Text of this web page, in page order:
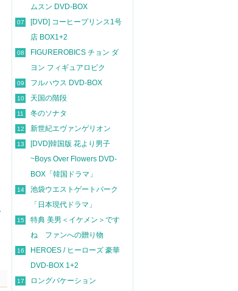
ムスン DVD-BOX
07
[DVD] コーヒープリンス1号
店 BOX1+2
08
FIGUREROBICS チョン ダ
ヨン フィギュアロビク
09 フルハウス DVD-BOX
10 天国の階段
11 冬のソナタ
12 新世紀エヴァンゲリオン
13
[DVD]韓国版 花より男子
~Boys Over Flowers DVD-
BOX「韓国ドラマ」
14
池袋ウエストゲートパーク
「日本現代ドラマ」
15
特典 美男＜イケメン＞です
ね ファンへの贈り物
16
HEROES / ヒーローズ 豪華
DVD-BOX 1+2
17 ロングバケーション